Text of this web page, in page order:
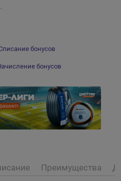
бонусов
бонусов
Преимущества